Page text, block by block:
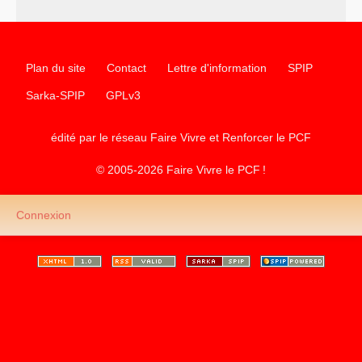
Plan du site Contact Lettre d'information SPIP
Sarka-SPIP GPLv3
édité par le réseau Faire Vivre et Renforcer le PCF
© 2005-2026 Faire Vivre le PCF !
Connexion